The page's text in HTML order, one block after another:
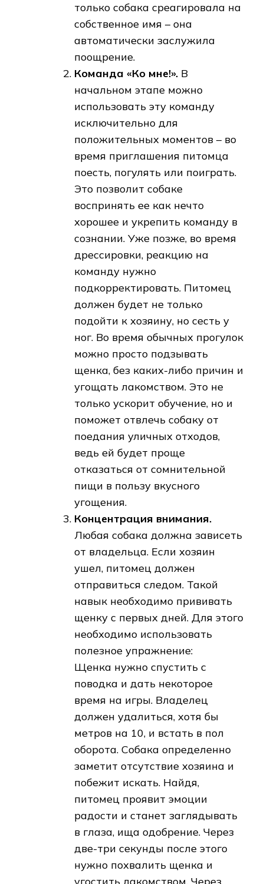
только собака среагировала на
собственное имя – она
автоматически заслужила
поощрение.
Команда «Ко мне!». В
начальном этапе можно
использовать эту команду
исключительно для
положительных моментов – во
время приглашения питомца
поесть, погулять или поиграть.
Это позволит собаке
воспринять ее как нечто
хорошее и укрепить команду в
сознании. Уже позже, во время
дрессировки, реакцию на
команду нужно
подкорректировать. Питомец
должен будет не только
подойти к хозяину, но сесть у
ног. Во время обычных прогулок
можно просто подзывать
щенка, без каких-либо причин и
угощать лакомством. Это не
только ускорит обучение, но и
поможет отвлечь собаку от
поедания уличных отходов,
ведь ей будет проще
отказаться от сомнительной
пищи в пользу вкусного
угощения.
Концентрация внимания.
Любая собака должна зависеть
от владельца. Если хозяин
ушел, питомец должен
отправиться следом. Такой
навык необходимо прививать
щенку с первых дней. Для этого
необходимо использовать
полезное упражнение:
Щенка нужно спустить с
поводка и дать некоторое
время на игры. Владелец
должен удалиться, хотя бы
метров на 10, и встать в пол
оборота. Собака определенно
заметит отсутствие хозяина и
побежит искать. Найдя,
питомец проявит эмоции
радости и станет заглядывать
в глаза, ища одобрение. Через
две-три секунды после этого
нужно похвалить щенка и